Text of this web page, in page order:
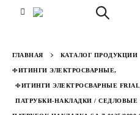
ГЛАВНАЯ КАТАЛОГ ПРОДУКЦИИ
ФИТИНГИ ЭЛЕКТРОСВАРНЫЕ,
ФИТИНГИ ЭЛЕКТРОСВАРНЫЕ
ПАТРУБКИ-НАКЛАДКИ / СЕДЛОВЫЕ